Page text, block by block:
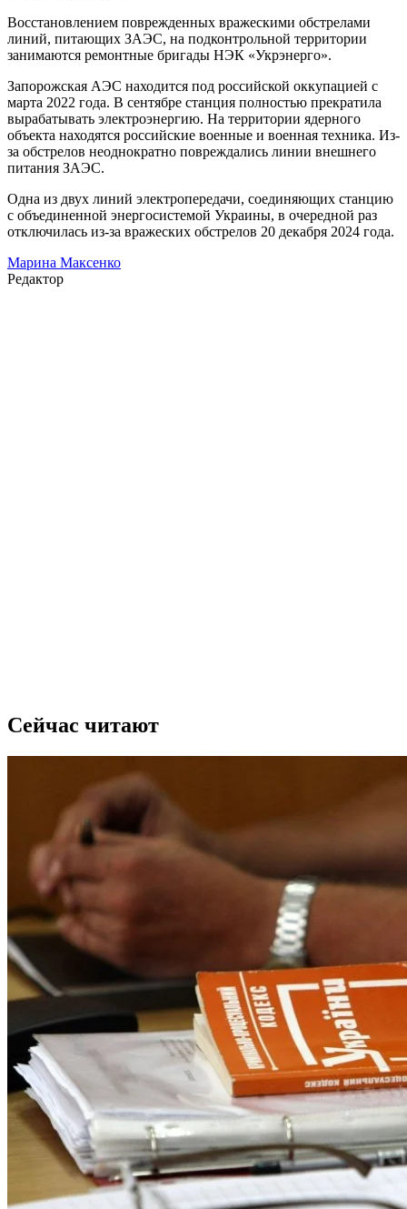
Восстановлением поврежденных вражескими обстрелами
линий, питающих ЗАЭС, на подконтрольной территории
занимаются ремонтные бригады НЭК «Укрэнерго».
Запорожская АЭС находится под российской оккупацией с
марта 2022 года. В сентябре станция полностью прекратила
вырабатывать электроэнергию. На территории ядерного
объекта находятся российские военные и военная техника. Из-
за обстрелов неоднократно повреждались линии внешнего
питания ЗАЭС.
Одна из двух линий электропередачи, соединяющих станцию
с объединенной энергосистемой Украины, в очередной раз
отключилась из-за вражеских обстрелов 20 декабря 2024 года.
Марина Максенко
Редактор
Сейчас читают